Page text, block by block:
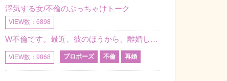
浮気する女/不倫のぶっちゃけトーク
VIEW数：6898
W不倫です。最近、彼のほうから、離婚して再婚しよう、と言ってきました。ハッキリいうと、そこまでは考えていませんでした。彼を好きな気持ちはあるし、彼なしの生活は考えられません。だけど、離婚して再婚すると
VIEW数：9868 プロポーズ 不倫 再婚